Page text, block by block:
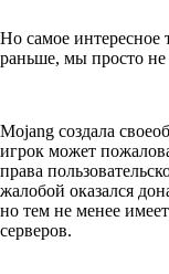
Но самое интересное
раньше, мы просто не
Mojang создала
игрок может
права
жалобой оказался
но тем не менее
серверов.